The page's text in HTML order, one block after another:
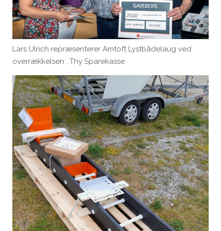
Lars Ulrich repræsenterer Amtoft Lystbådelaug ved
overrækkelsen . Thy Sparekasse